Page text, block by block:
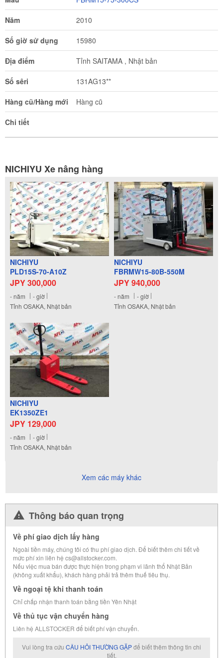
Năm 2010
Số giờ sử dụng 15980
Địa điểm Tỉnh SAITAMA , Nhật bản
Số sêri 131AG13**
Hàng cũ/Hàng mới Hàng cũ
Chi tiết
NICHIYU Xe nâng hàng
NICHIYU
PLD15S-70-A10Z
JPY 300,000
-năm -giờ
Tỉnh OSAKA, Nhật bản
NICHIYU
FBRMW15-80B-550M
JPY 940,000
-năm -giờ
Tỉnh OSAKA, Nhật bản
NICHIYU
EK1350ZE1
JPY 129,000
-năm -giờ
Tỉnh OSAKA, Nhật bản
Xem các máy khác
Thông báo quan trọng
Về phí giao dịch lấy hàng
Ngoài tiền máy, chúng tôi có thu phí giao dịch. Để biết thêm chi tiết về
mức phí xin liên hệ cs@allstocker.com.
Nếu việc mua bán được thực hiện trong phạm vi lãnh thổ Nhật Bản
(không xuất khẩu), khách hàng phải trả thêm thuế tiêu thụ.
Về ngoại tệ khi thanh toán
Chỉ chấp nhận thanh toán bằng tiền Yên Nhật
Về thủ tục vận chuyển hàng
Liên hệ ALLSTOCKER để biết phí vận chuyển.
Vui lòng tra cứu CÂU HỎI THƯỜNG GẶPđể biết thêm thông tin chi
tiết.